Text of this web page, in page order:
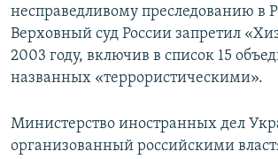
несправедливому преследованию в
Верховный суд России запретил
2003 году, включив в список 15
названных «террористическими».
Министерство иностранных дел
организованный российскими